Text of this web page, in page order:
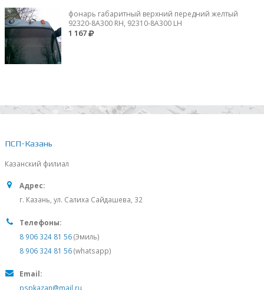
фонарь габаритный верхний передний желтый
92320-8A300 RH, 92310-8А300 LH
1 167
ПСП-Казань
Казанский филиал
Адрес:
г. Казань, ул. Салиха Сайдашева, 32
Телефоны:
8 906 324 81 56(Эмиль)
8 906 324 81 56(whatsapp)
Email:
pspkazan@mail.ru